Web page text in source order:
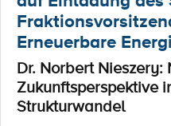
Erneuerbare
Dr. Norbert
Zukunftsperspektive
Strukturwandel